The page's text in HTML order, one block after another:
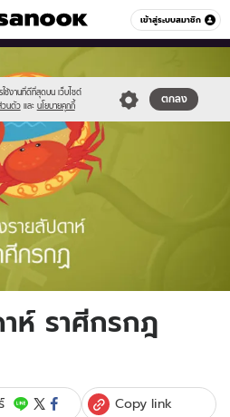
เข้าสู่ระบบสมาชิก
หมวดอื่นๆ
ใช้งานที่ดีที่สุดบน เว็บไซต์
วนตัว และ นโยบายคุกกี้
ตกลง
ห์ ราศีกรกฎ
Copy link